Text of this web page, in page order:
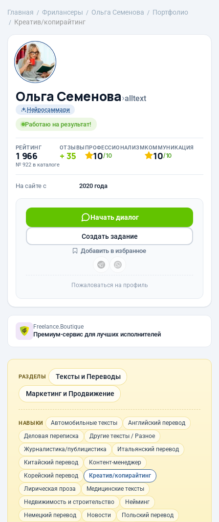
Главная Фрилансеры Ольга Семенова
Портфолио
Креатив/копирайтинг
Ольга Семенова›alltext
Нейросаммари
Работаю на результат!
РЕЙТИНГ
1 966
№ 922 в каталоге
ОТЗЫВЫ
35
ПРОФЕССИОНАЛИЗМ
10/10
КОММУНИКАЦИЯ
10/10
На сайте с 2020 года
Начать диалог
Создать задание
Добавить в избранное
Пожаловаться на профиль
Freelance.Boutique
Премиум-сервис для лучших исполнителей
РАЗДЕЛЫ Тексты и Переводы
Маркетинг и Продвижение
НАВЫКИ Автомобильные тексты
Английский перевод
Деловая переписка
Другие тексты / Разное
Журналистика/публицистика
Итальянский перевод
Китайский перевод
Контент-менеджер
Корейский перевод
Креатив/копирайтинг
Лирическая проза
Медицинские тексты
Недвижимость и строительство
Нейминг
Немецкий перевод
Новости
Польский перевод